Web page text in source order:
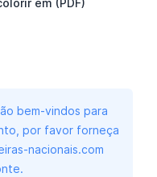
em (PDF)
bem-vindos para
por favor forneça
nacionais.com